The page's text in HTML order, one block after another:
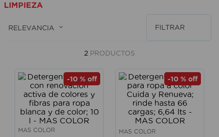
LIMPIEZA
RELEVANCIA FILTRAR
2 PRODUCTOS
-10 % off
MAS COLOR
-10 % off
MAS COLOR
2.
ducha
3.
silla
escritorio
cerradura
aspiradora
fregadero